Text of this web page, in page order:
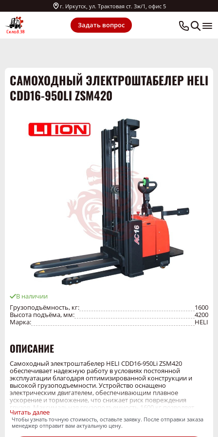
г. Иркутск, ул. Трактовая ст. 3ж/1, офис 5
Задать вопрос
САМОХОДНЫЙ ЭЛЕКТРОШТАБЕЛЕР HELI
CDD16-950LI ZSM420
В наличии
Грузоподъёмность, кг:
1600
Высота подъёма, мм:
4200
Марка:
HELI
ОПИСАНИЕ
Самоходный электроштабелер HELI CDD16-950Li ZSM420
обеспечивает надежную работу в условиях постоянной
эксплуатации благодаря оптимизированной конструкции и
высокой грузоподъемности. Устройство оснащено
электрическим двигателем, обеспечивающим плавное
ускорение и торможение, что снижает риск повреждения
грузов. Максимальная грузоподъемность 1600 кг позволяет
обрабатывать широкий спектр паллетных грузов, а высота
подъема 4200 мм обеспечивает доступ к верхним уровням
стеллажей. Эргономичная кабина с регулируемой панелью
Читать далее
Чтобы узнать точную стоимость, оставьте заявку. После отправки заказа
менеджер отправит вам актуальную цену.